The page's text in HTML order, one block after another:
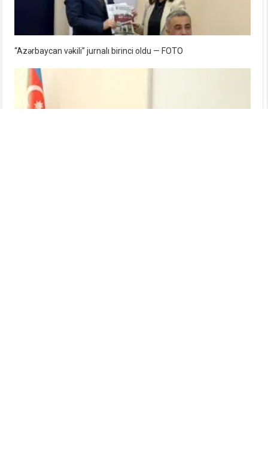
“Azərbaycan vəkili” jurnalı birinci oldu — FOTO